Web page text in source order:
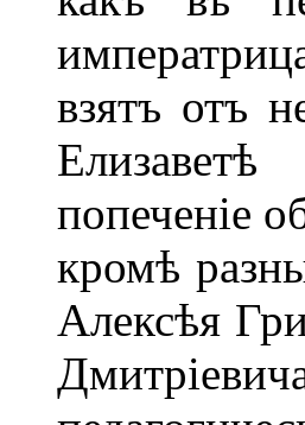
взятъ отъ
попеченіе
кромѣ
Алексѣя